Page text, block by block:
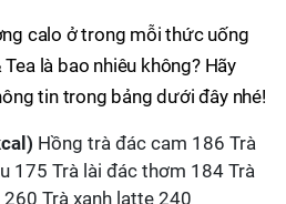
calo ở trong mỗi thức uống
là bao nhiêu không? Hãy
tin trong bảng dưới đây nhé!
Hồng trà đác cam 186 Trà
175 Trà lài đác thơm 184 Trà
Trà xanh latte 240